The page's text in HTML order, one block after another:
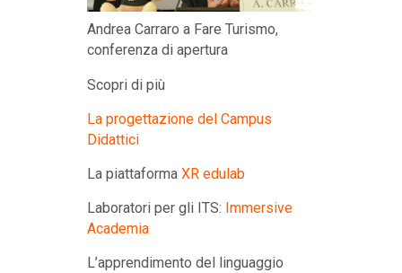
Andrea Carraro a Fare Turismo,
conferenza di apertura
Scopri di più
La progettazione del Campus
Didattici
La piattaforma XR edulab
Laboratori per gli ITS: Immersive
Academia
L’apprendimento del linguaggio